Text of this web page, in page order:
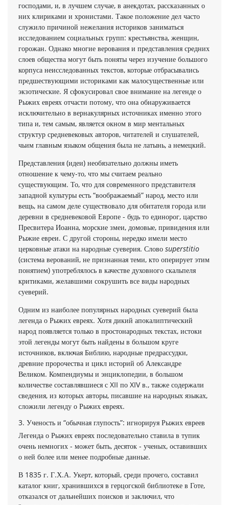
господами, и, в лучшем случае, в анекдотах, рассказанных о
них клириками и хронистами. Такое положение дел часто
служило причиной нежелания историков заниматься
исследованием соци­альных групп: крестьянства, женщин,
горожан. Однако многие верования и представления средних
слоев общества могут быть поняты через изучение большого
корпуса неисследован­ных текстов, которые отбрасывались
предшествующими историками как малосущественные или
экзотические. Я сфокусировал свое внимание на легенде о
Рыжих евреях отчасти потому, что она обнаруживается
исключительно в вернакулярных источниках именно этого
типа и, тем самым, является окном в мир ментальных
структур средневековых авторов, читателей и слушателей,
чьим главным языком общения была не латынь, а немецкий.
Представления (идеи) необязательно должны иметь
отношение к чему-то, что мы считаем реально
существующим. То, что для современного представителя
западной культуры есть “воображаемый” народ, место или
вещь, на самом деле существовало для обитателя города или
деревни в средневековой Европе - будь то единорог, царство
Пресвитера Иоанна, морские змеи, домовые, привидения или
Рыжие евреи. С другой стороны, нередко имели место
церковные атаки на народные суеверия. Слово superstitio
(система верований, не признанная теми, кто оперирует этим
понятием) употреблялось в качестве духовного скальпеля
критиками, желавшими сокрушить все виды народных
суеверий.
Одним из наиболее популярных народных суеверий была
леген­да о Рыжих евреях. Хотя дикий апокалиптический
народ появляется только в простонародных текстах, истоки
этой легенды могут быть найдены в большом круге
источников, включая Библию, народные предрассудки,
древние пророчества и цикл историй об Александре
Великом. Компендиумы и энциклопедии, в большом
количестве составлявшиеся с XII по XIV в., также содержали
сведения, из которых авторы, пи­савшие на народных языках,
сложили легенду о Рыжих евреях.
3. Ученость и “обычная глупость”: игнорируя Рыжих евреев
Легенда о Рыжих евреях последовательно ставила в тупик
очень немногих - может быть, десяток - ученых, оставивших
о ней более или менее подробные данные.
В 1835 г. Г.Х.А. Укерт, который, среди прочего, составил
каталог книг, хранившихся в герцогской библиотеке в Готе,
отказался от дальнейших поисков и заключил, что